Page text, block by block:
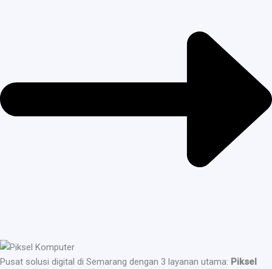
Pusat solusi digital di Semarang dengan 3 layanan utama: Piksel